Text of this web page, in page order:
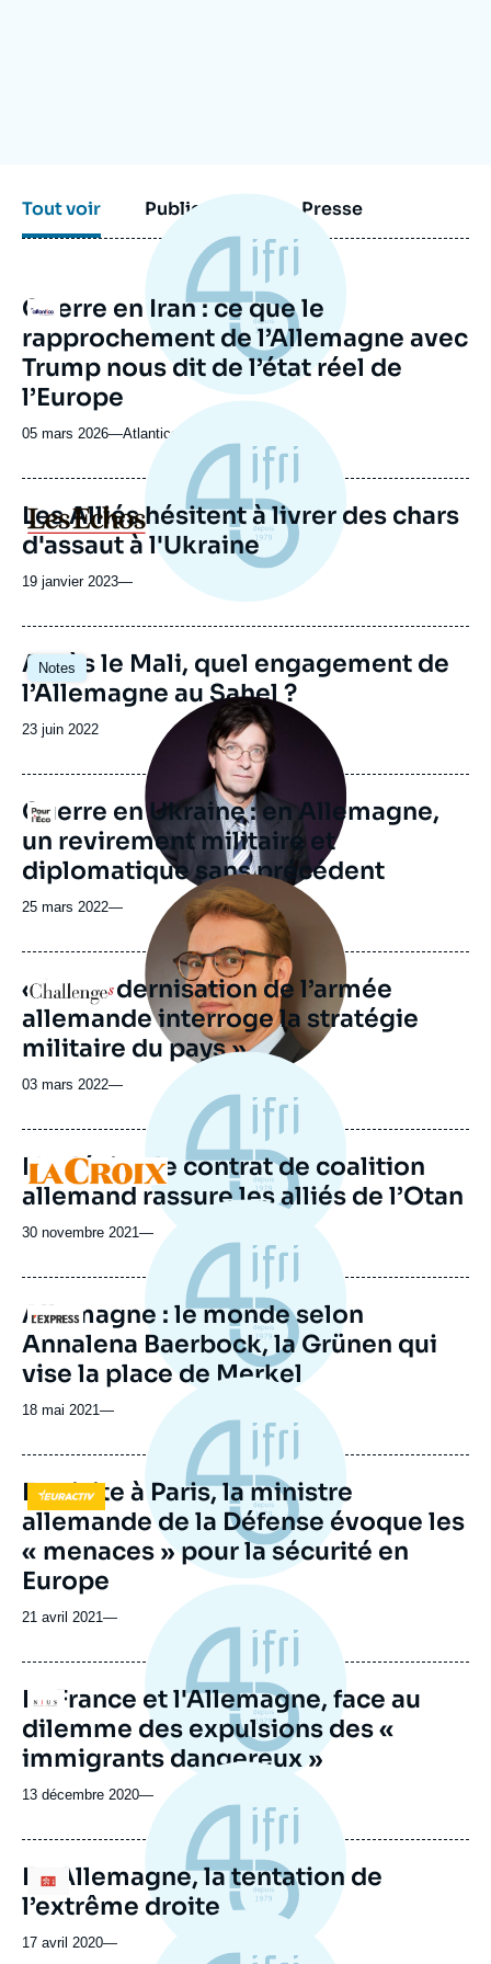
Tout voir Publications Presse
Logo
Guerre en Iran : ce que le
rapprochement de l’Allemagne avec
Trump nous dit de l’état réel de
l’Europe
05 mars 2026—Nom
journal,
ou
émission
Atlantico
Logo
Les Alliés hésitent à livrer des chars
d'assaut à l'Ukraine
19 janvier 2023—
Notes
Image
principale
Après le Mali, quel engagement de
l’Allemagne au Sahel ?
Date
publication
23 juin 2022
Logo
Image
principale
médiatique
Guerre en Ukraine : en Allemagne,
un revirement militaire et
diplomatique sans précédent
25 mars 2022—
Logo
Image
principale
médiatique
« La modernisation de l’armée
allemande interroge la stratégie
militaire du pays »
03 mars 2022—
Logo
Nucléaire, le contrat de coalition
allemand rassure les alliés de l’Otan
30 novembre 2021—
Logo
Allemagne : le monde selon
Annalena Baerbock, la Grünen qui
vise la place de Merkel
18 mai 2021—
Logo
En visite à Paris, la ministre
allemande de la Défense évoque les
« menaces » pour la sécurité en
Europe
21 avril 2021—
Logo
La France et l'Allemagne, face au
dilemme des expulsions des «
immigrants dangereux »
13 décembre 2020—
Logo
En Allemagne, la tentation de
l’extrême droite
17 avril 2020—